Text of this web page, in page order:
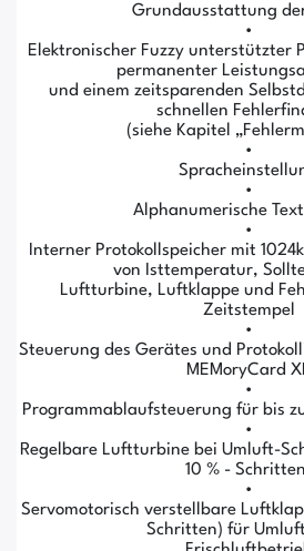
Grundausstattung
•
Elektronischer Fuzzy unterstützter
permanenter
und einem zeitsparenden
schnellen
(siehe Kapitel
•
•
Alphanumerische
•
Interner Protokollspeicher mit
von Isttemperatur,
Luftturbine, Luftklappe und
Zeitstempel
•
Steuerung des Gerätes und
MEMoryCard
•
Programmablaufsteuerung für bis
•
Regelbare Luftturbine bei Umluft-
10 % -
•
Servomotorisch verstellbare
Schritten) für